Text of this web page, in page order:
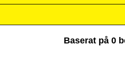
Baserat på 0